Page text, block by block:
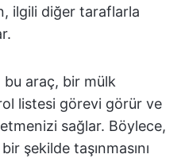
ilgili diğer taraflarla
araç, bir mülk
listesi görevi görür ve
sağlar. Böylece,
şekilde taşınmasını